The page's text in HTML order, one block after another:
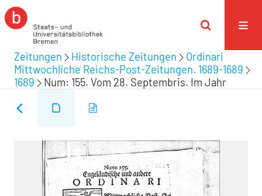
Zeitungen Historische Zeitungen
Ordinari
Mittwochliche Reichs-Post-Zeitungen. 1689-1689
1689
Num: 155. Vom 28. Septembris. Im Jahr